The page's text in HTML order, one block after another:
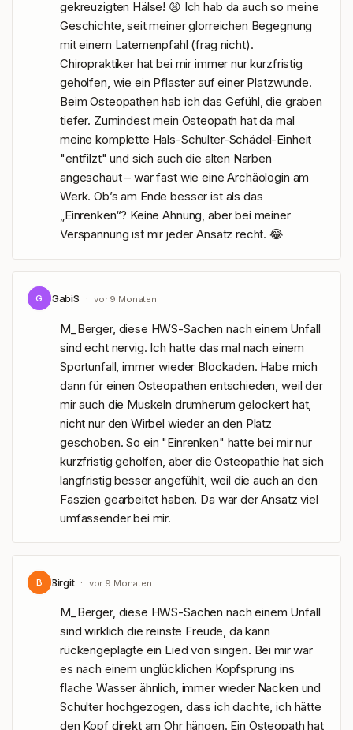
gekreuzigten Hälse! 😩 Ich hab da auch so meine
Geschichte, seit meiner glorreichen Begegnung
mit einem Laternenpfahl (frag nicht).
Chiropraktiker hat bei mir immer nur kurzfristig
geholfen, wie ein Pflaster auf einer Platzwunde.
Beim Osteopathen hab ich das Gefühl, die graben
tiefer. Zumindest mein Osteopath hat da mal
meine komplette Hals-Schulter-Schädel-Einheit
"entfilzt" und sich auch die alten Narben
angeschaut – war fast wie eine Archäologin am
Werk. Ob’s am Ende besser ist als das
„Einrenken“? Keine Ahnung, aber bei meiner
Verspannung ist mir jeder Ansatz recht. 😂
G GabiS · vor 9 Monaten
M_Berger, diese HWS-Sachen nach einem Unfall
sind echt nervig. Ich hatte das mal nach einem
Sportunfall, immer wieder Blockaden. Habe mich
dann für einen Osteopathen entschieden, weil der
mir auch die Muskeln drumherum gelockert hat,
nicht nur den Wirbel wieder an den Platz
geschoben. So ein "Einrenken" hatte bei mir nur
kurzfristig geholfen, aber die Osteopathie hat sich
langfristig besser angefühlt, weil die auch an den
Faszien gearbeitet haben. Da war der Ansatz viel
umfassender bei mir.
B Birgit · vor 9 Monaten
M_Berger, diese HWS-Sachen nach einem Unfall
sind wirklich die reinste Freude, da kann
rückengeplagte ein Lied von singen. Bei mir war
es nach einem unglücklichen Kopfsprung ins
flache Wasser ähnlich, immer wieder Nacken und
Schulter hochgezogen, dass ich dachte, ich hätte
den Kopf direkt am Ohr hängen. Ein Osteopath hat